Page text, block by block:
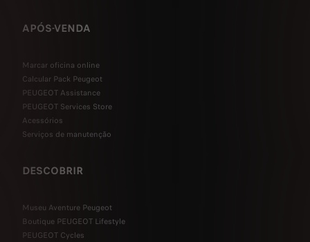
APÓS-VENDA
Marcar oficina online
Calcular Pack Peugeot
PEUGEOT Assistance
PEUGEOT Services Store
Acessórios
Serviços de manutenção
DESCOBRIR
Museu Aventure Peugeot
Boutique PEUGEOT Lifestyle
PEUGEOT Cycles